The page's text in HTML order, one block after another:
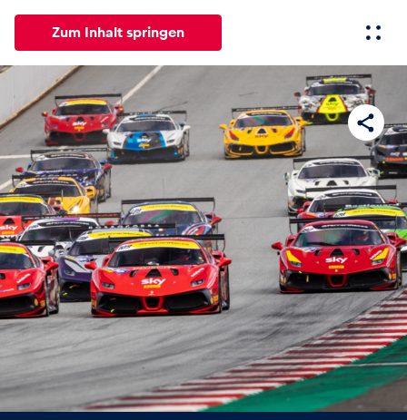
Zum Inhalt springen
Alle News Events Erlebnisse Seiten
News
Alle anzeigen
Events
Alle anzeigen